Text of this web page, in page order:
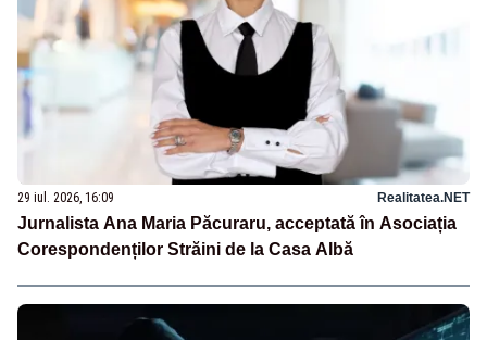
29 iul. 2026, 16:09 Realitatea.NET
Jurnalista Ana Maria Păcuraru, acceptată în Asociația
Corespondenților Străini de la Casa Albă